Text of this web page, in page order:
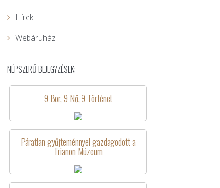
Hírek
Webáruház
NÉPSZERŰ BEJEGYZÉSEK:
9 Bor, 9 Nő, 9 Történet
Páratlan gyűjteménnyel gazdagodott a
Trianon Múzeum